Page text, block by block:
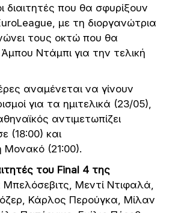
διαιτητές που θα σφυρίξουν
με τη διοργανώτρια
τους οκτώ που θα
Ντάμπι για την τελική
αναμένεται να γίνουν
για τα ημιτελικά (23/05),
αντιμετωπίζει
(18:00) και
Μονακό (21:00).
του Final 4 της
Μπελόσεβιτς, Μεντί Ντιφαλά,
Κάρλος Περούγκα, Μίλαν